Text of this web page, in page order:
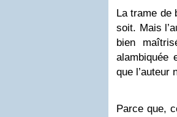
La trame de
soit. Mais
bien
alambiquée
que l’auteur
Parce que,